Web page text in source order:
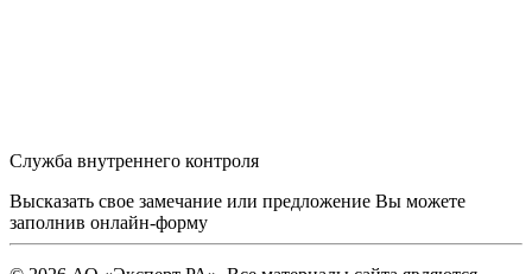
Служба внутреннего контроля
Высказать свое замечание или предложение Вы можете
заполнив онлайн-форму